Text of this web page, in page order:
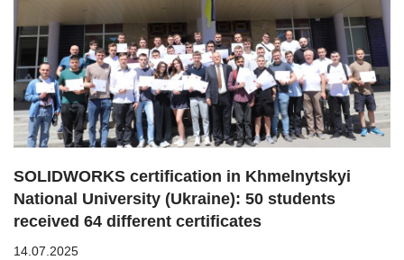
SOLIDWORKS certification in Khmelnytskyi
National University (Ukraine): 50 students
received 64 different certificates
14.07.2025